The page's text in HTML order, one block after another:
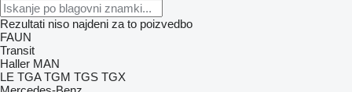
Rezultati niso najdeni za to poizvedbo
FAUN
Transit
Haller MAN
LE TGA TGM TGS TGX